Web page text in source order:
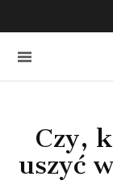
Czy,
uszyć